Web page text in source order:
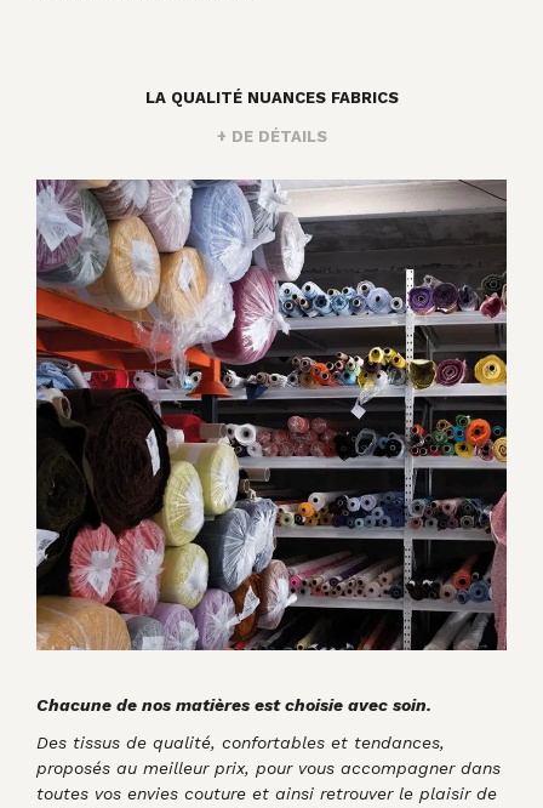
LA QUALITÉ NUANCES FABRICS
+ DE DÉTAILS
Chacune de nos matières est choisie avec soin.
Des tissus de qualité, confortables et tendances,
proposés au meilleur prix, pour vous accompagner dans
toutes vos envies couture et ainsi retrouver le plaisir de